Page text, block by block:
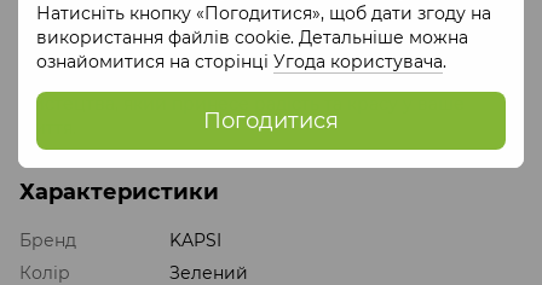
Натисніть кнопку «Погодитися», щоб дати згоду на
використання файлів cookie. Детальніше можна
ознайомитися на сторінці Угода користувача.
Погодитися
KAPSI - неперевершене поєднання традиційних
українських мотивів із сучасними
тенденціями,неповторний шарм українського
мистецтва, який принесе радість та красу у ваше
Характеристики
Бренд
KAPSI
Колір
Зелений